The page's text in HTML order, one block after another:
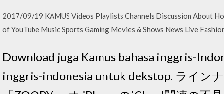
2017/09/19 KAMUS Videos Playlists Channels Discussion About
of YouTube Music Sports Gaming Movies & Shows News Live
Download juga Kamus bahasa inggris-
inggris-indonesia untuk dekstop. ライン